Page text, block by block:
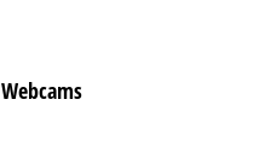
Webcams